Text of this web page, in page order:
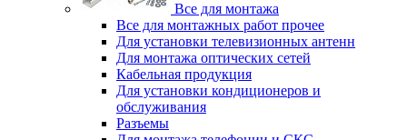
Все для монтажа
Все для монтажных работ прочее
Для установки телевизионных антенн
Для монтажа оптических сетей
Кабельная продукция
Для установки кондиционеров и
обслуживания
Разъемы